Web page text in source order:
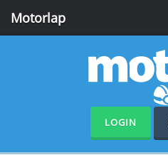
Motorlap
LOGIN